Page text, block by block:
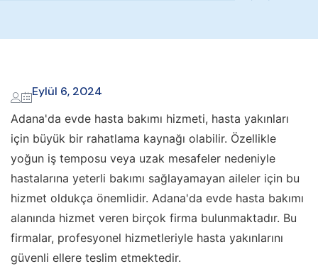
Eylül 6, 2024
Adana'da evde hasta bakımı hizmeti, hasta yakınları
için büyük bir rahatlama kaynağı olabilir. Özellikle
yoğun iş temposu veya uzak mesafeler nedeniyle
hastalarına yeterli bakımı sağlayamayan aileler için bu
hizmet oldukça önemlidir. Adana'da evde hasta bakımı
alanında hizmet veren birçok firma bulunmaktadır. Bu
firmalar, profesyonel hizmetleriyle hasta yakınlarını
güvenli ellere teslim etmektedir.